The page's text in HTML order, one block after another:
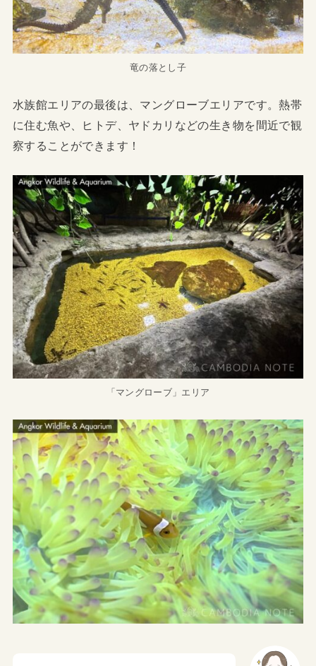
竜の落とし子
水族館エリアの最後は、マングローブエリアです。熱帯
に住む魚や、ヒトデ、ヤドカリなどの生き物を間近で観
察することができます！
「マングローブ」エリア